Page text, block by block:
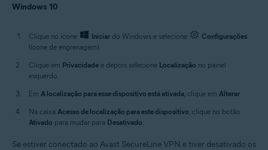
Windows 10
Clique no ícone Iniciar do Windows e selecione
Configurações
(ícone de engrenagem).
Clique em Privacidade e depois selecione Localização no painel
esquerdo.
Em A localização para esse dispositivo está ativada, clique em Alterar.
Na caixa Acesso de localização para este dispositivo, clique no botão
Ativado para mudar para Desativado.
Se estiver conectado ao Avast SecureLine VPN e tiver desativado os